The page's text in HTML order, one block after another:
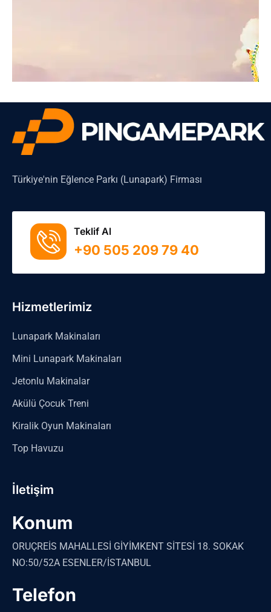
Türkiye'nin Eğlence Parkı (Lunapark) Firması
Teklif Al
+90 505 209 79 40
Hizmetlerimiz
Lunapark Makinaları
Mini Lunapark Makinaları
Jetonlu Makinalar
Akülü Çocuk Treni
Kiralik Oyun Makinaları
Top Havuzu
İletişim
Konum
ORUÇREİS MAHALLESİ GİYİMKENT SİTESİ 18. SOKAK
NO:50/52A ESENLER/İSTANBUL
Telefon